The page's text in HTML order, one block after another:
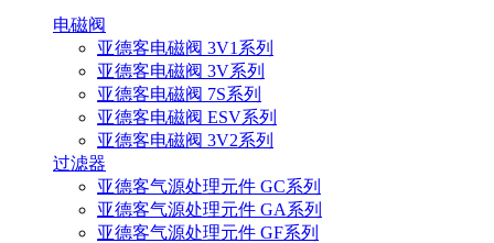
电磁阀
亚德客电磁阀 3V1系列
亚德客电磁阀 3V系列
亚德客电磁阀 7S系列
亚德客电磁阀 ESV系列
亚德客电磁阀 3V2系列
过滤器
亚德客气源处理元件 GC系列
亚德客气源处理元件 GA系列
亚德客气源处理元件 GF系列